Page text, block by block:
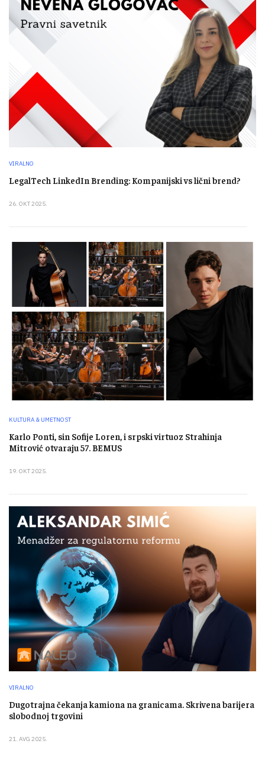
VIRALNO
LegalTech LinkedIn Brending: Kompanijski vs lični brend?
26. OKT 2025.
KULTURA & UMETNOST
Karlo Ponti, sin Sofije Loren, i srpski virtuoz Strahinja
Mitrović otvaraju 57. BEMUS
19. OKT 2025.
VIRALNO
Dugotrajna čekanja kamiona na granicama. Skrivena barijera
slobodnoj trgovini
21. AVG 2025.